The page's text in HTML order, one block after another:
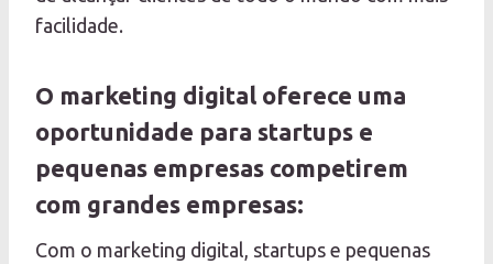
facilidade.
O marketing digital oferece uma
oportunidade para startups e
pequenas empresas competirem
com grandes empresas:
Com o marketing digital, startups e pequenas